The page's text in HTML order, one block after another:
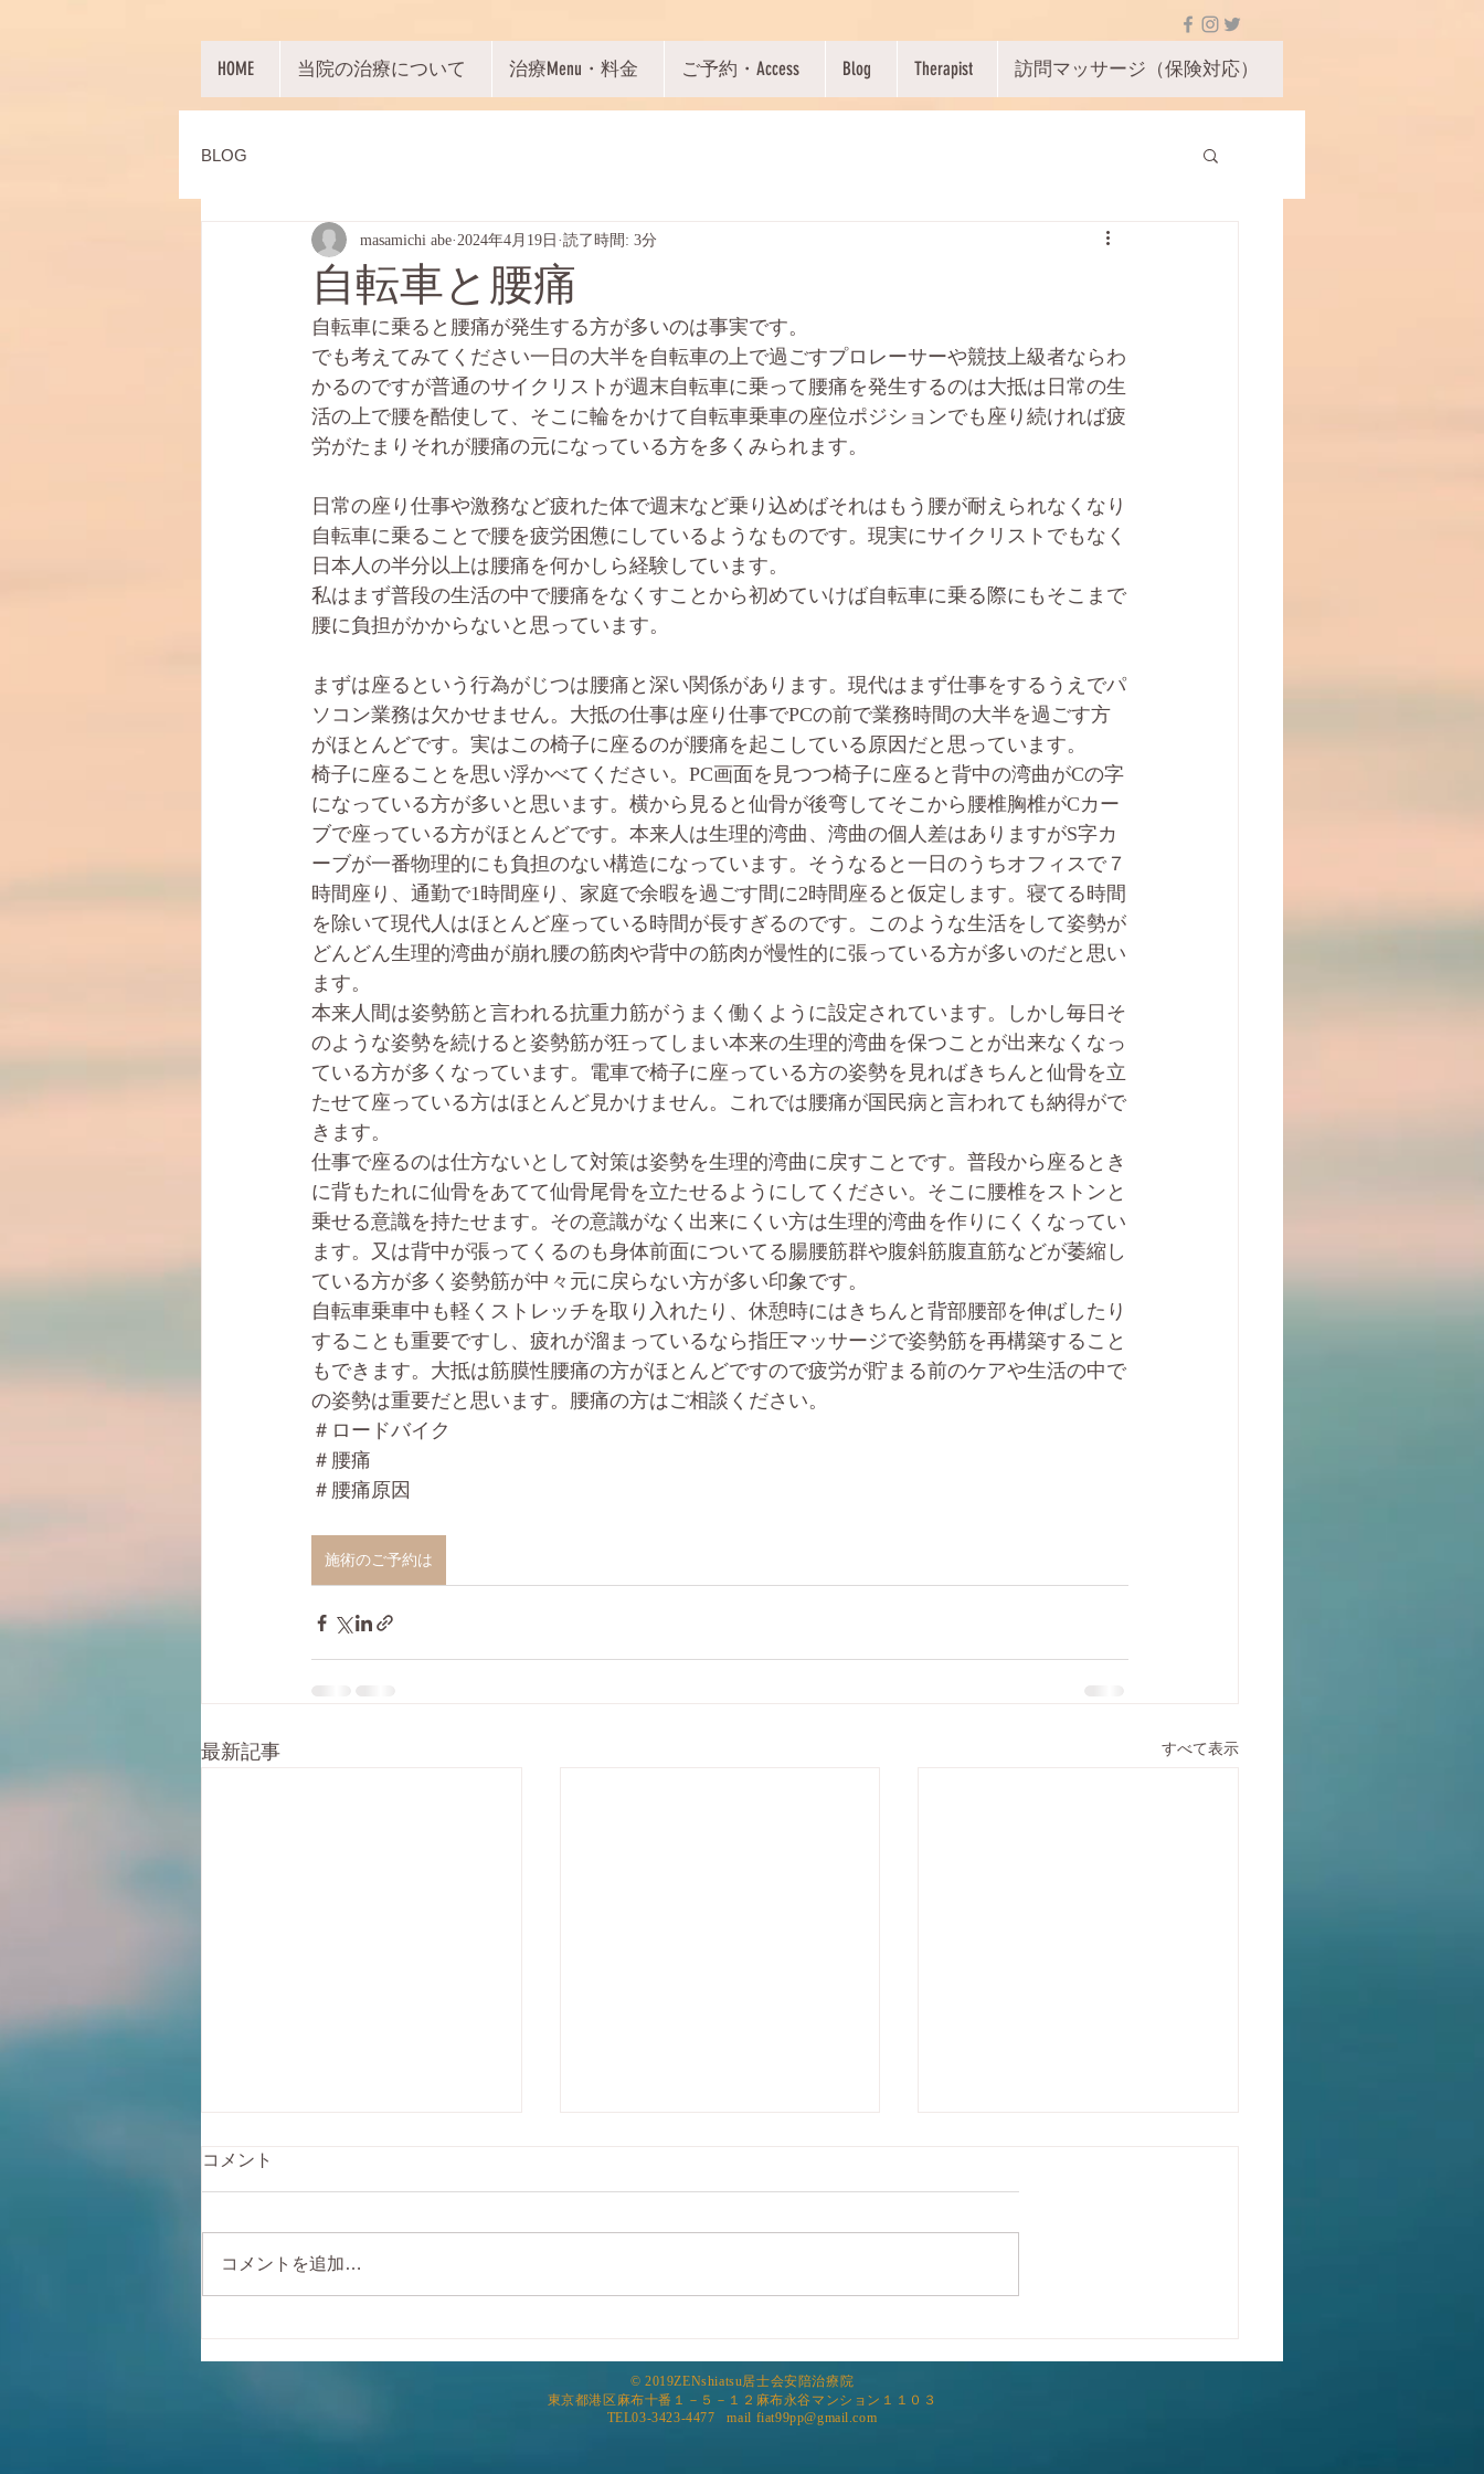
HOME 当院の治療について 治療Menu・料金 ご予約・Access Blog Therapist 訪問マッサージ（保険対応）
BLOG
自転車と腰痛
masamichi abe 2024年4月19日 読了時間: 3分
自転車に乗ると腰痛が発生する方が多いのは事実です。
でも考えてみてください一日の大半を自転車の上で過ごすプロレーサーや競技上級者ならわ
かるのですが普通のサイクリストが週末自転車に乗って腰痛を発生するのは大抵は日常の生
活の上で腰を酷使して、そこに輪をかけて自転車乗車の座位ポジションでも座り続ければ疲
労がたまりそれが腰痛の元になっている方を多くみられます。
日常の座り仕事や激務など疲れた体で週末など乗り込めばそれはもう腰が耐えられなくなり
自転車に乗ることで腰を疲労困憊にしているようなものです。現実にサイクリストでもなく
日本人の半分以上は腰痛を何かしら経験しています。
私はまず普段の生活の中で腰痛をなくすことから初めていけば自転車に乗る際にもそこまで
腰に負担がかからないと思っています。
まずは座るという行為がじつは腰痛と深い関係があります。現代はまず仕事をするうえでパ
ソコン業務は欠かせません。大抵の仕事は座り仕事でPCの前で業務時間の大半を過ごす方
がほとんどです。実はこの椅子に座るのが腰痛を起こしている原因だと思っています。
椅子に座ることを思い浮かべてください。PC画面を見つつ椅子に座ると背中の湾曲がCの字
になっている方が多いと思います。横から見ると仙骨が後弯してそこから腰椎胸椎がCカー
ブで座っている方がほとんどです。本来人は生理的湾曲、湾曲の個人差はありますがS字カ
ーブが一番物理的にも負担のない構造になっています。そうなると一日のうちオフィスで７
時間座り、通勤で1時間座り、家庭で余暇を過ごす間に2時間座ると仮定します。寝てる時間
を除いて現代人はほとんど座っている時間が長すぎるのです。このような生活をして姿勢が
どんどん生理的湾曲が崩れ腰の筋肉や背中の筋肉が慢性的に張っている方が多いのだと思い
ます。
本来人間は姿勢筋と言われる抗重力筋がうまく働くように設定されています。しかし毎日そ
のような姿勢を続けると姿勢筋が狂ってしまい本来の生理的湾曲を保つことが出来なくなっ
ている方が多くなっています。電車で椅子に座っている方の姿勢を見ればきちんと仙骨を立
たせて座っている方はほとんど見かけません。これでは腰痛が国民病と言われても納得がで
きます。
仕事で座るのは仕方ないとして対策は姿勢を生理的湾曲に戻すことです。普段から座るとき
に背もたれに仙骨をあてて仙骨尾骨を立たせるようにしてください。そこに腰椎をストンと
乗せる意識を持たせます。その意識がなく出来にくい方は生理的湾曲を作りにくくなってい
ます。又は背中が張ってくるのも身体前面についてる腸腰筋群や腹斜筋腹直筋などが萎縮し
ている方が多く姿勢筋が中々元に戻らない方が多い印象です。
自転車乗車中も軽くストレッチを取り入れたり、休憩時にはきちんと背部腰部を伸ばしたり
することも重要ですし、疲れが溜まっているなら指圧マッサージで姿勢筋を再構築すること
もできます。大抵は筋膜性腰痛の方がほとんどですので疲労が貯まる前のケアや生活の中で
の姿勢は重要だと思います。腰痛の方はご相談ください。
＃ロードバイク
＃腰痛
＃腰痛原因
施術のご予約は
最新記事 すべて表示
自転車の膝の痛み
今回はに腰痛に次ぐ膝痛について
さしいスポーツなのですがオーバ
ーユースや負荷のかけすぎ、膝の
忙しい社会人ですと中々時間が取
トは8時間以上が推奨されてま
コメント
コメントを追加…
​© 2019ZENshiatsu居士会安陪治療院
東京都港区麻布十番１－５－１２麻布永谷マンション１１０３
​TEL03-3423-4477 mail fiat99pp@gmail.com